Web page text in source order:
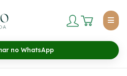
no WhatsApp